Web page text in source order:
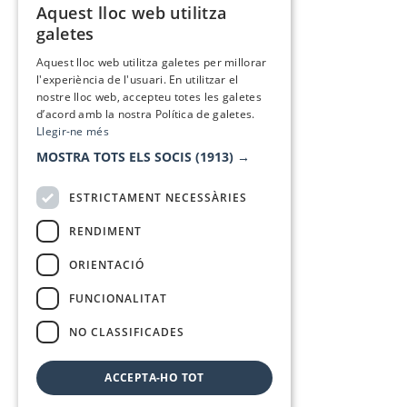
Aquest lloc web utilitza
galetes
Aquest lloc web utilitza galetes per millorar
l'experiència de l'usuari. En utilitzar el
nostre lloc web, accepteu totes les galetes
d’acord amb la nostra Política de galetes.
Llegir-ne més
MOSTRA TOTS ELS SOCIS (1913) →
ESTRICTAMENT NECESSÀRIES
RENDIMENT
ORIENTACIÓ
FUNCIONALITAT
NO CLASSIFICADES
ACCEPTA-HO TOT